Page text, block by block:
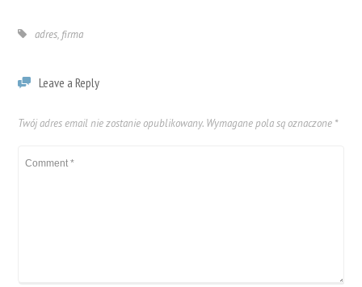
adres, firma
Leave a Reply
Twój adres email nie zostanie opublikowany. Wymagane pola są oznaczone *